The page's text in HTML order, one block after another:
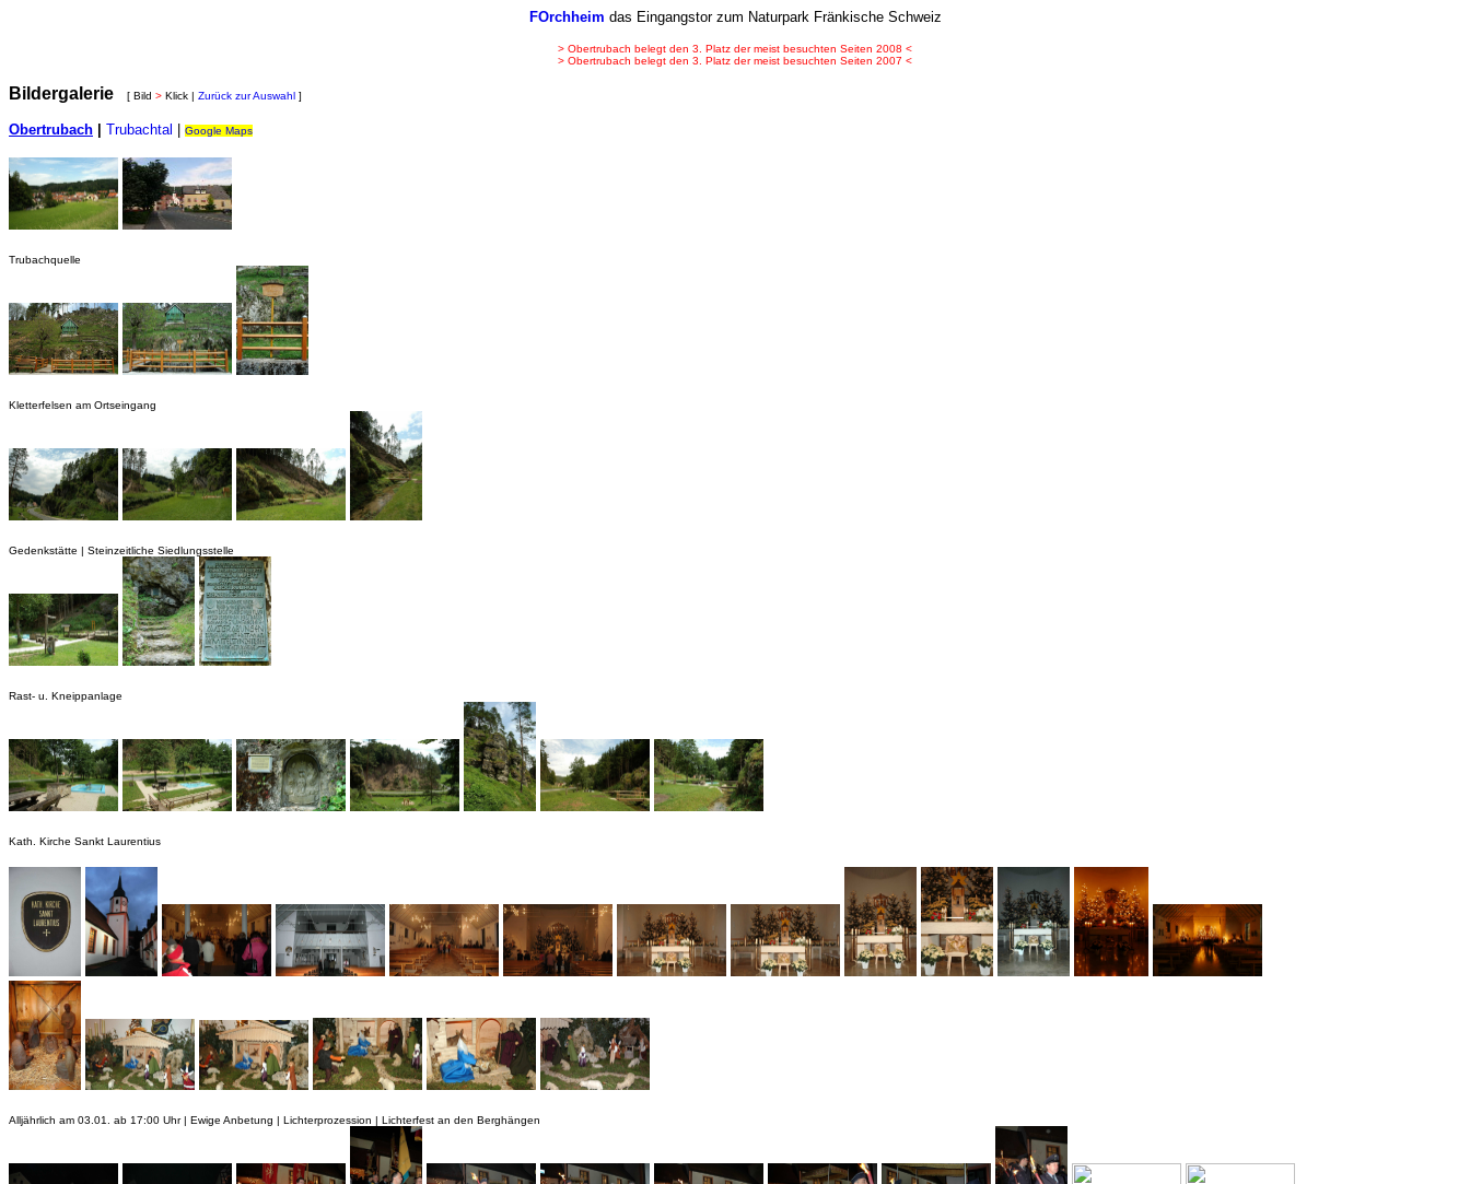
FOrchheim das Eingangstor zum Naturpark Fränkische Schweiz
> Obertrubach belegt den 3. Platz der meist besuchten Seiten 2008 <
> Obertrubach belegt den 3. Platz der meist besuchten Seiten 2007 <
Bildergalerie [ Bild > Klick | Zurück zur Auswahl ]
Obertrubach Trubachtal Google Maps
Trubachquelle
Kletterfelsen am Ortseingang
Gedenkstätte | Steinzeitliche Siedlungsstelle
Rast- u. Kneippanlage
Kath. Kirche Sankt Laurentius
Alljährlich am 03.01. ab 17:00 Uhr | Ewige Anbetung | Lichterprozession | Lichterfest an den Berghängen